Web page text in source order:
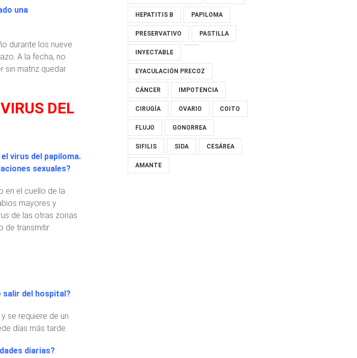
una
durante los nueve
A la fecha, no
sin matriz quedar
DEL
virus del papiloma.
sexuales?
en el cuello de la
mayores y
de las otras zonas
de transmitir
salir del hospital?
se requiere de un
días más tarde.
diarias?
HEPATITIS B PAPILOMA
PRESERVATIVO PASTILLA
INYECTABLE
EYACULACIÓN PRECOZ
CÁNCER IMPOTENCIA
CIRUGÍA OVARIO COITO
FLUJO GONORREA
SIFILIS SIDA CESÁREA
AMANTE